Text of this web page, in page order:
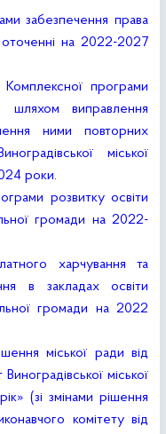
забезпечення права
на 2022-2027
програми
шляхом виправлення
ними повторних
міської
роки.
розвитку освіти
громади на 2022-
харчування та
в закладах освіти
громади на 2022
міської ради від
міської
(зі змінами рішення
комітету від